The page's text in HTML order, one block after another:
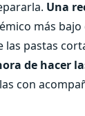
Una
más
pastas
de hacer
con